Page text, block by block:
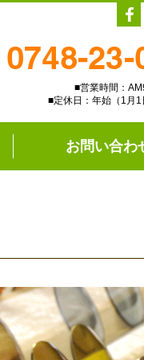
■営業時間：
■定休日：年始（1月
お問い合わ